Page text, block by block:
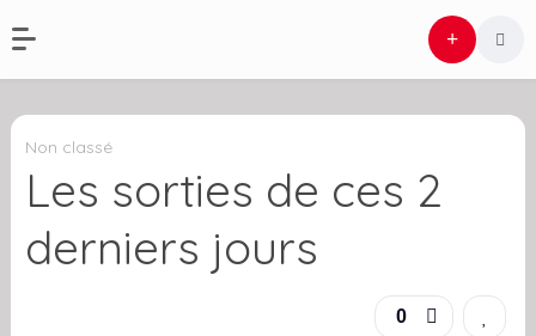
Non classé
Les sorties de ces 2
derniers jours
0